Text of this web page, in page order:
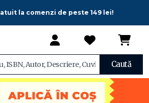
la comenzi de peste 149 lei!
Caută